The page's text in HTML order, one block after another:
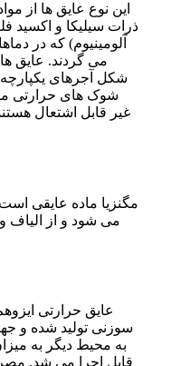
این نوع عایق‌ ها از
ذرات سیلیکا و اکسید
آلومینیوم) که در
می‌ گردند. عایق‌
شکل آجرهای یکپارچه
شوک‌ های حرارتی
غیر قابل اشتعال
مگنزیا ماده عایقی
می‌ شود و از الیاف
عایق حرارتی
سوزنی تولید شده و